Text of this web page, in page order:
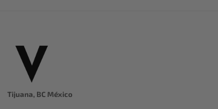
Tijuana, BC México